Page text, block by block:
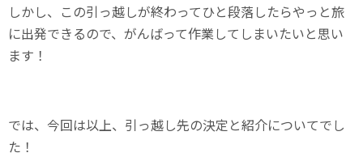
しかし、この引っ越しが終わってひと段落したらやっと旅
に出発できるので、がんばって作業してしまいたいと思い
ます！
では、今回は以上、引っ越し先の決定と紹介についてでし
た！